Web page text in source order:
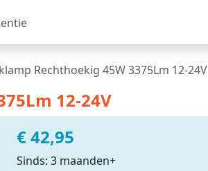
Rechthoekig 45W 3375Lm 12-24V
12-24V
€ 42,95
Sinds: 3 maanden+